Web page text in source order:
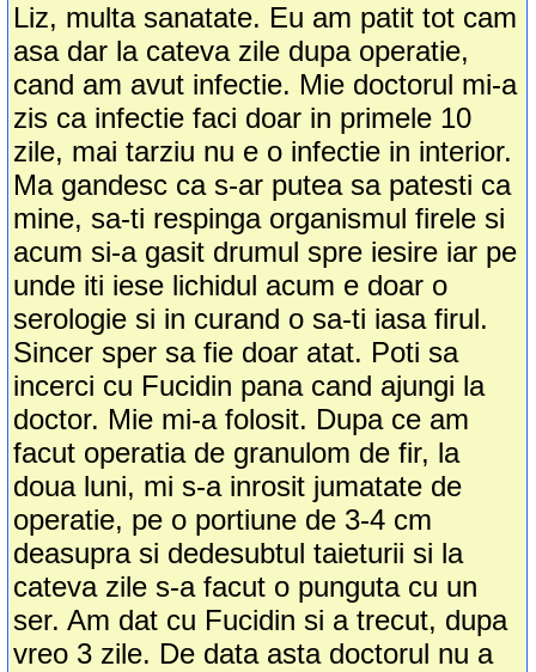
Liz, multa sanatate. Eu am patit tot cam
asa dar la cateva zile dupa operatie,
cand am avut infectie. Mie doctorul mi-a
zis ca infectie faci doar in primele 10
zile, mai tarziu nu e o infectie in interior.
Ma gandesc ca s-ar putea sa patesti ca
mine, sa-ti respinga organismul firele si
acum si-a gasit drumul spre iesire iar pe
unde iti iese lichidul acum e doar o
serologie si in curand o sa-ti iasa firul.
Sincer sper sa fie doar atat. Poti sa
incerci cu Fucidin pana cand ajungi la
doctor. Mie mi-a folosit. Dupa ce am
facut operatia de granulom de fir, la
doua luni, mi s-a inrosit jumatate de
operatie, pe o portiune de 3-4 cm
deasupra si dedesubtul taieturii si la
cateva zile s-a facut o punguta cu un
ser. Am dat cu Fucidin si a trecut, dupa
vreo 3 zile. De data asta doctorul nu a